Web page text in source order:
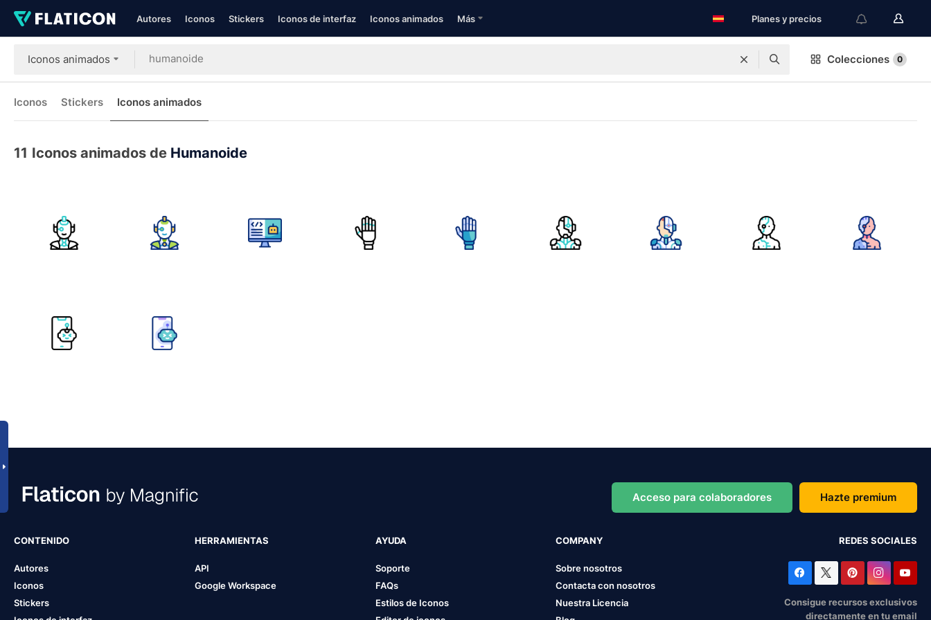
Autores Iconos Stickers Iconos de interfaz Iconos animados Más Planes y precios
Iconos animados Colecciones 0
Iconos Stickers Iconos animados
11 Iconos animados de Humanoide
Acceso para colaboradores Hazte premium
CONTENIDO
Autores
Iconos
Stickers
HERRAMIENTAS
API
Google Workspace
AYUDA
Soporte
FAQs
Estilos de Iconos
COMPANY
Sobre nosotros
Contacta con nosotros
Nuestra Licencia
REDES SOCIALES
Consigue recursos exclusivos
directamente en tu email